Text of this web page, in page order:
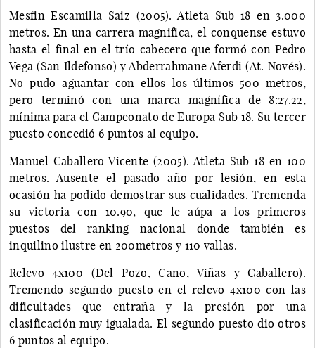
Mesfin Escamilla Saiz (2005). Atleta Sub 18 en 3.000
metros. En una carrera magnifica, el conquense estuvo
hasta el final en el trío cabecero que formó con Pedro
Vega (San Ildefonso) y Abderrahmane Aferdi (At. Novés).
No pudo aguantar con ellos los últimos 500 metros,
pero terminó con una marca magnífica de 8:27.22,
mínima para el Campeonato de Europa Sub 18. Su tercer
puesto concedió 6 puntos al equipo.
Manuel Caballero Vicente (2005). Atleta Sub 18 en 100
metros. Ausente el pasado año por lesión, en esta
ocasión ha podido demostrar sus cualidades. Tremenda
su victoria con 10.90, que le aúpa a los primeros
puestos del ranking nacional donde también es
inquilino ilustre en 200metros y 110 vallas.
Relevo 4x100 (Del Pozo, Cano, Viñas y Caballero).
Tremendo segundo puesto en el relevo 4x100 con las
dificultades que entraña y la presión por una
clasificación muy igualada. El segundo puesto dio otros
6 puntos al equipo.